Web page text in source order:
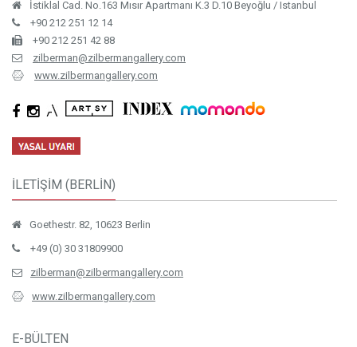
İstiklal Cad. No.163 Mısır Apartmanı K.3 D.10 Beyoğlu / Istanbul
+90 212 251 12 14
+90 212 251 42 88
zilberman@zilbermangallery.com
www.zilbermangallery.com
İLETİŞİM (BERLİN)
Goethestr. 82, 10623 Berlin
+49 (0) 30 31809900
zilberman@zilbermangallery.com
www.zilbermangallery.com
E-BÜLTEN